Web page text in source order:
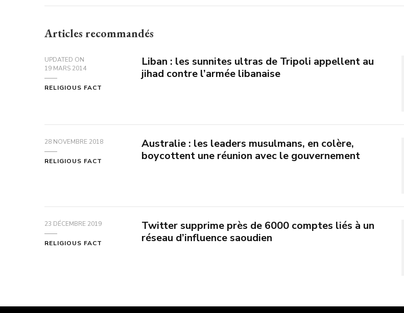
Articles recommandés
UPDATED ON
19 MARS 2014
RELIGIOUS FACT
Liban : les sunnites ultras de Tripoli appellent au
jihad contre l’armée libanaise
28 NOVEMBRE 2018
RELIGIOUS FACT
Australie : les leaders musulmans, en colère,
boycottent une réunion avec le gouvernement
23 DÉCEMBRE 2019
RELIGIOUS FACT
Twitter supprime près de 6000 comptes liés à un
réseau d’influence saoudien